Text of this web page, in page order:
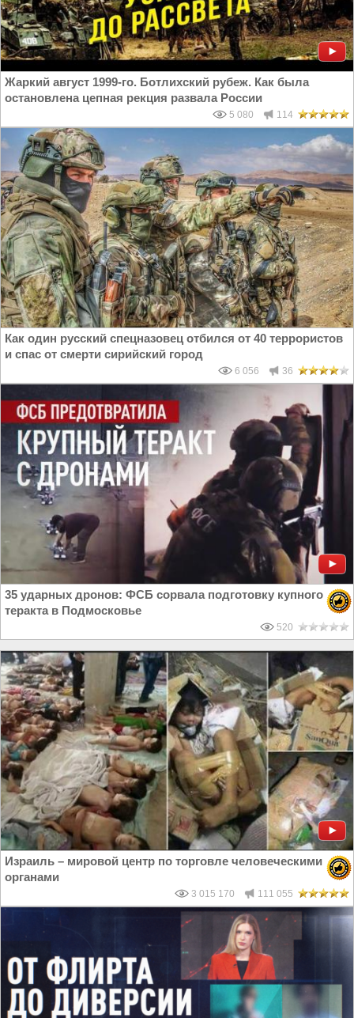
Жаркий август 1999-го. Ботлихский рубеж. Как была
остановлена цепная рекция развала России
5 080 114
Как один русский спецназовец отбился от 40 террористов
и спас от смерти сирийский город
6 056 36
35 ударных дронов: ФСБ сорвала подготовку купного
теракта в Подмосковье
520
Израиль – мировой центр по торговле человеческими
органами
3 015 170 111 055